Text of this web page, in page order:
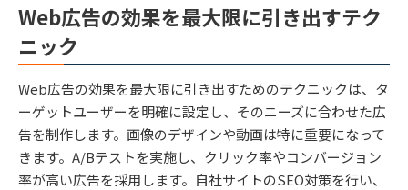
Web広告の効果を最大限に引き出すテク
ニック
Web広告の効果を最大限に引き出すためのテクニックは、タ
ーゲットユーザーを明確に設定し、そのニーズに合わせた広
告を制作します。画像のデザインや動画は特に重要になって
きます。A/Bテストを実施し、クリック率やコンバージョン
率が高い広告を採用します。自社サイトのSEO対策を行い、